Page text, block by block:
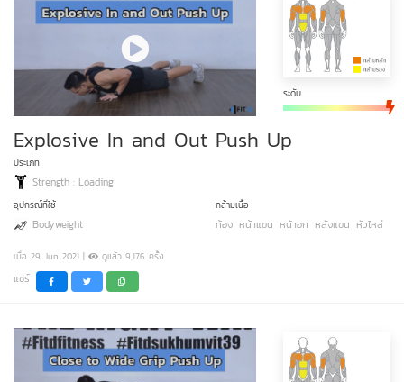
ระดับ
Explosive In and Out Push Up
ประเภท
Strength : Loading
อุปกรณ์ที่ใช้
Bodyweight
กล้ามเนื้อ
ท้อง หน้าแขน หน้าอก หลังแขน หัวไหล่
เมื่อ 29 Jun 2021 | ดูแล้ว 9,176 ครั้ง
แชร์